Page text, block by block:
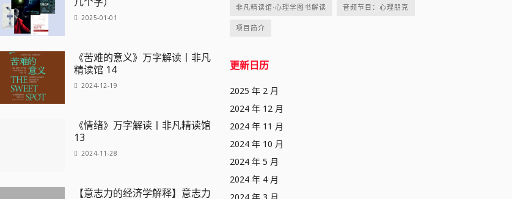
2025-01-01
《苦难的意义》万字解读丨非凡
精读馆 14
2024-12-19
《情绪》万字解读丨非凡精读馆
13
2024-11-28
【意志力的经济学解释】意志力
非凡精读馆·心理学图书解读 音频节目：心理朋克
项目简介
更新日历
2025 年 2 月
2024 年 12 月
2024 年 11 月
2024 年 10 月
2024 年 5 月
2024 年 4 月